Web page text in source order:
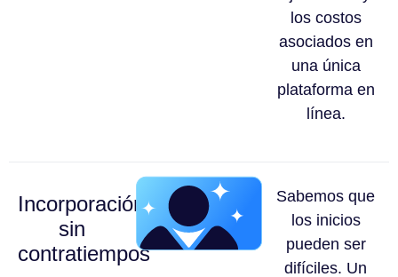
los costos
asociados en
una única
plataforma en
línea.
Incorporación
sin
contratiempos
Sabemos que
los inicios
pueden ser
difíciles. Un